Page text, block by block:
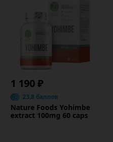
1 190 ₽
23.8 баллов
Nature Foods Yohimbe
extract 100mg 60 caps